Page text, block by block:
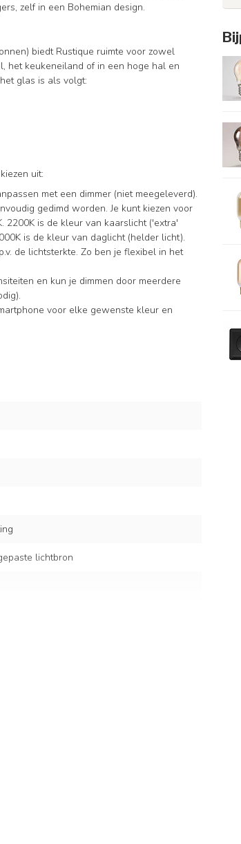
zelf in een Bohemian design.
biedt Rustique ruimte voor zowel
het keukeneiland of in een hoge hal en
glas is als volgt:
uit:
met een dimmer (niet meegeleverd).
gedimd worden. Je kunt kiezen voor
2200K is de kleur van kaarslicht ('extra'
is de kleur van daglicht (helder licht).
de lichtsterkte. Zo ben je flexibel in het
en kun je dimmen door meerdere
voor elke gewenste kleur en
lichtbron